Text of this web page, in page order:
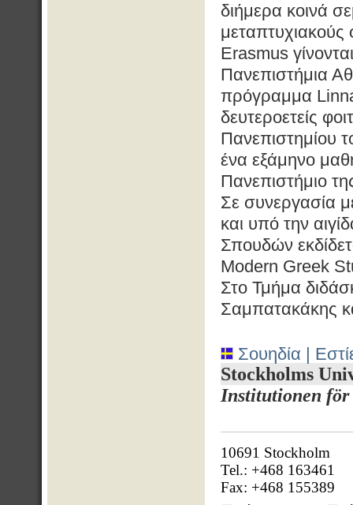
διήμερα κοινά
μεταπτυχιακούς
Erasmus
Πανεπιστήμια
πρόγραμμα
δευτεροετείς
Πανεπιστημίου
ένα εξάμηνο
Πανεπιστήμιο
Σε συνεργασία
και υπό την
Σπουδών
Modern Greek
Στο Τμήμα
Σαμπατακάκης
Σουηδία |
Stockholms
Institutionen
10691 Stockholm
Tel.: +468 163461
Fax: +468 155389